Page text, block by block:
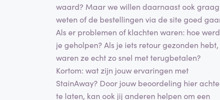
waard? Maar we willen daarnaast ook graag
weten of de bestellingen via de site goed
Als er problemen of klachten waren: hoe werd
je geholpen? Als je iets retour gezonden hebt,
waren ze echt zo snel met terugbetalen?
Kortom: wat zijn jouw ervaringen met
StainAway? Door jouw beoordeling hier
te laten, kan ook jij anderen helpen om een